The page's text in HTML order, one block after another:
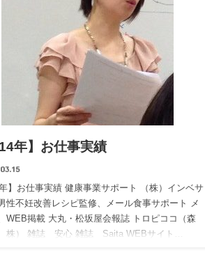
年】お仕事実績
年】お仕事実績 健康事業サポート （株）インベサ
不妊改善レシピ監修、メール食事サポート メ
WEB掲載 大丸・松坂屋会報誌 トロピココ（森
株） 雑誌 安心 雑誌 Saita WEBサイト…